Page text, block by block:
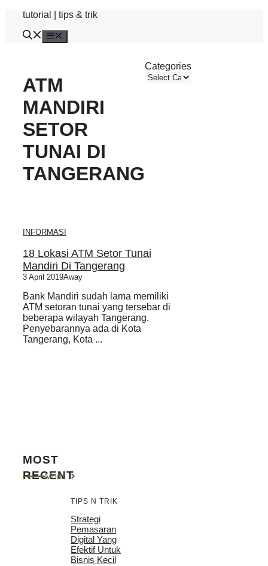
Skip
content
tutorial | tips & trik
ATM
MANDIRI
SETOR
TUNAI DI
TANGERANG
Categories
INFORMASI
18 Lokasi ATM Setor Tunai
Mandiri Di Tangerang
3 April 2019Away
Bank Mandiri sudah lama memiliki
ATM setoran tunai yang tersebar di
beberapa wilayah Tangerang.
Penyebarannya ada di Kota
Tangerang, Kota ...
MOST
RECENT
More
TIPS N TRIK
Strategi
Pemasaran
Digital Yang
Efektif Untuk
Bisnis Kecil